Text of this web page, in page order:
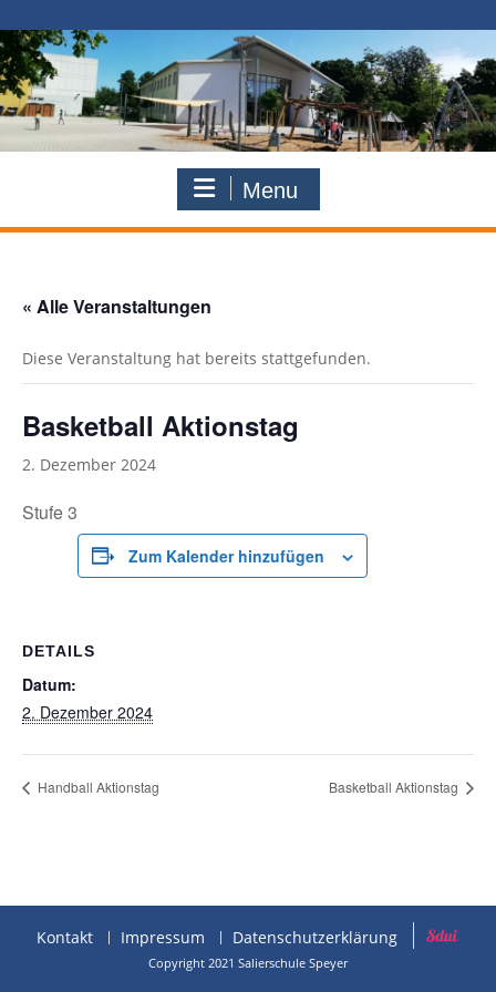
to
content
Menu
« Alle Veranstaltungen
Diese Veranstaltung hat bereits stattgefunden.
Basketball Aktionstag
2. Dezember 2024
Stufe 3
Zum Kalender hinzufügen
DETAILS
Datum:
2. Dezember 2024
Handball Aktionstag Basketball Aktionstag
Kontakt Impressum Datenschutzerklärung
Copyright 2021 Salierschule Speyer